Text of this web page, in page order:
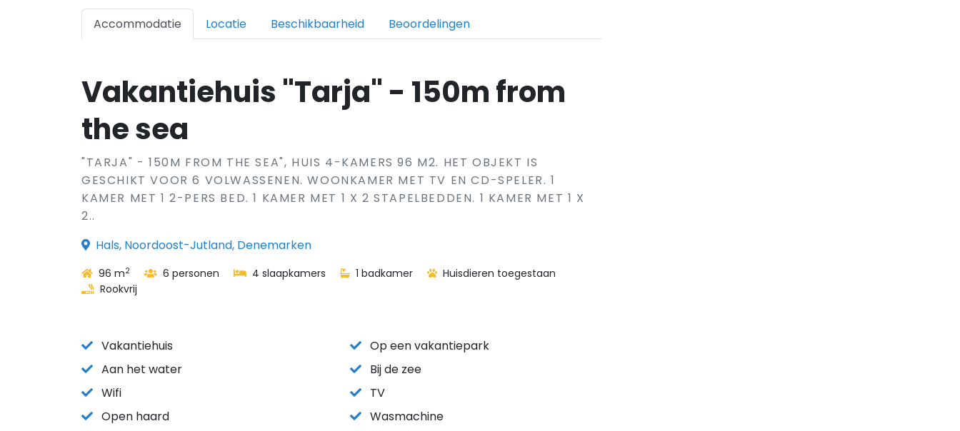
Accommodatie Locatie Beschikbaarheid Beoordelingen
Vakantiehuis "Tarja" - 150m from
the sea
"TARJA" - 150M FROM THE SEA", HUIS 4-KAMERS 96 M2. HET OBJEKT IS
GESCHIKT VOOR 6 VOLWASSENEN. WOONKAMER MET TV EN CD-SPELER. 1
KAMER MET 1 2-PERS BED. 1 KAMER MET 1 X 2 STAPELBEDDEN. 1 KAMER MET 1 X
2..
Hals, Noordoost-Jutland, Denemarken
96 m2 6 personen 4 slaapkamers 1 badkamer
Huisdieren toegestaan
Rookvrij
Vakantiehuis
Op een vakantiepark
Aan het water
Bij de zee
Wifi
TV
Open haard
Wasmachine